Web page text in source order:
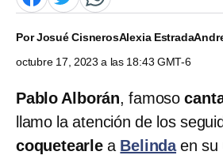
PorJosué CisnerosAlexia Estrada
octubre 17, 2023 a las 18:43 GMT-6
Pablo Alborán, famoso
llamo la atención de los
coquetearlea Belindaen su